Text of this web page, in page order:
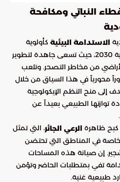
النباتي ومكافحة
الاستدامة البيئية كأولوية
قصوى ضمن مستهدفات رؤية 2030، حيث تسعى جاهدة لتطوير
من مخاطر التصحر. وتلعب
محورياً في هذا السياق من خلال
إلى منح النظم الإيكولوجية
توازنها الطبيعي بعيداً عن
كبح ظاهرة الرعي الجائر، التي تمثل
خاصة في المناطق التي تحتضن
إن صيانة هذه المساحات
تفي بمتطلبات الحاضر وتؤمن
طبيعية غنية.